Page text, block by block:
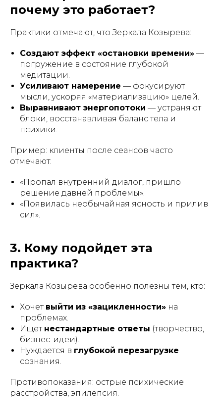
почему это работает?
Практики отмечают, что Зеркала Козырева:
Создают эффект «остановки времени» —
погружение в состояние глубокой
медитации.
Усиливают намерение — фокусируют
мысли, ускоряя «материализацию» целей.
Выравнивают энергопотоки — устраняют
блоки, восстанавливая баланс тела и
психики.
Пример: клиенты после сеансов часто
отмечают:
«Пропал внутренний диалог, пришло
решение давней проблемы».
«Появилась необычайная ясность и прилив
сил».
3. Кому подойдет эта
практика?
Зеркала Козырева особенно полезны тем, кто:
Хочет выйти из «зацикленности» на
проблемах.
Ищет нестандартные ответы (творчество,
бизнес-идеи).
Нуждается в глубокой перезагрузке
сознания.
Противопоказания: острые психические
расстройства, эпилепсия.